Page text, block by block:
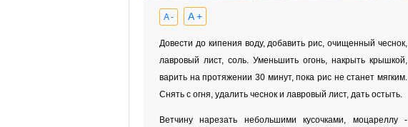
A - A +
Довести до кипения воду, добавить рис, очищенный чеснок,
лавровый лист, соль. Уменьшить огонь, накрыть крышкой,
варить на протяжении 30 минут, пока рис не станет мягким.
Снять с огня, удалить чеснок и лавровый лист, дать остыть.
Ветчину нарезать небольшими кусочками, моцареллу -